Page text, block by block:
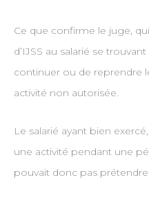
Ce que confirme le juge,
d’IJSS au salarié se
continuer ou de reprendre
activité non autorisée.
Le salarié ayant bien
une activité pendant une
pouvait donc pas